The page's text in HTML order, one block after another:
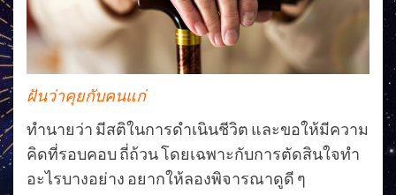
ฝันว่าคุยกับคนแก่
ทำนายว่า มีสติในการดำเนินชีวิต และขอให้มีความ
คิดที่รอบคอบ ถี่ถ้วน โดยเฉพาะกับการตัดสินใจทำ
อะไรบางอย่าง อยากให้ลองพิจารณาดูดี ๆ